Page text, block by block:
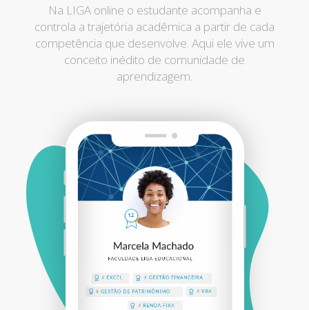
Na LIGA online o estudante acompanha e
controla a trajetória acadêmica a partir de cada
competência que desenvolve. Aqui ele vive um
conceito inédito de comunidade de
aprendizagem.